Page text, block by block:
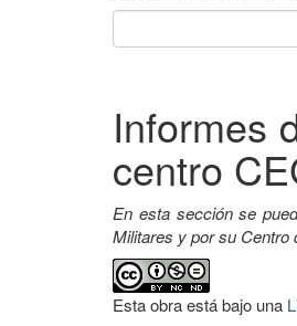
Informes
centro
En esta sección se
Militares y por su
Esta obra está bajo una